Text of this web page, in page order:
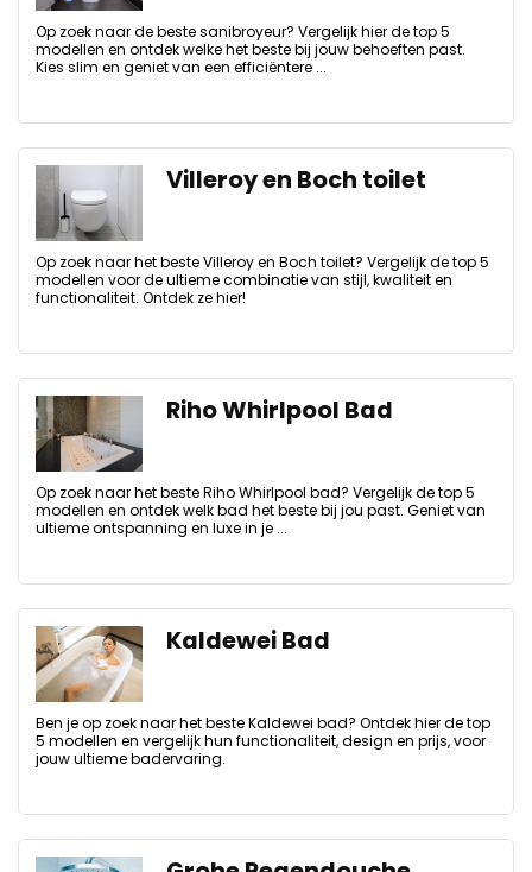
Op zoek naar de beste sanibroyeur? Vergelijk hier de top 5
modellen en ontdek welke het beste bij jouw behoeften past.
Kies slim en geniet van een efficiëntere ...
Villeroy en Boch toilet
Op zoek naar het beste Villeroy en Boch toilet? Vergelijk de top 5
modellen voor de ultieme combinatie van stijl, kwaliteit en
functionaliteit. Ontdek ze hier!
Riho Whirlpool Bad
Op zoek naar het beste Riho Whirlpool bad? Vergelijk de top 5
modellen en ontdek welk bad het beste bij jou past. Geniet van
ultieme ontspanning en luxe in je ...
Kaldewei Bad
Ben je op zoek naar het beste Kaldewei bad? Ontdek hier de top
5 modellen en vergelijk hun functionaliteit, design en prijs, voor
jouw ultieme badervaring.